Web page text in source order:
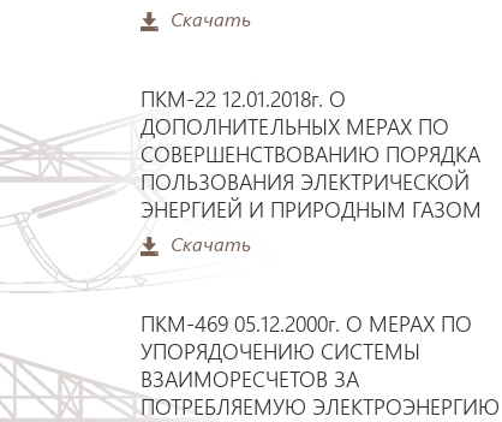
Скачать
ПКМ-22 12.01.2018г. О
ДОПОЛНИТЕЛЬНЫХ МЕРАХ ПО
СОВЕРШЕНСТВОВАНИЮ ПОРЯДКА
ПОЛЬЗОВАНИЯ ЭЛЕКТРИЧЕСКОЙ
ЭНЕРГИЕЙ И ПРИРОДНЫМ ГАЗОМ
Скачать
ПКМ-469 05.12.2000г. О МЕРАХ ПО
УПОРЯДОЧЕНИЮ СИСТЕМЫ
ВЗАИМОРЕСЧЕТОВ ЗА
ПОТРЕБЛЯЕМУЮ ЭЛЕКТРОЭНЕРГИЮ